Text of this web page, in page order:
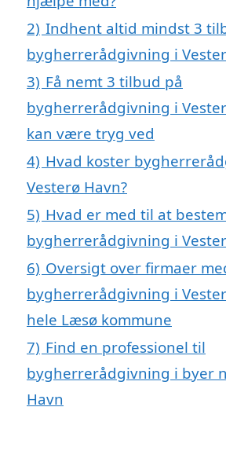
2) Indhent altid mindst 3
bygherrerådgivning i
3) Få nemt 3 tilbud på
bygherrerådgivning i
kan være tryg ved
4) Hvad koster
Vesterø Havn?
5) Hvad er med til at
bygherrerådgivning i
6) Oversigt over firmaer
bygherrerådgivning i
hele Læsø kommune
7) Find en professionel til
bygherrerådgivning i byer
Havn